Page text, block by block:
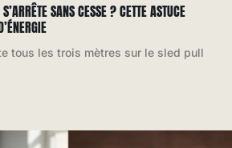
SANS CESSE ? CETTE ASTUCE
tous les trois mètres sur le sled pull